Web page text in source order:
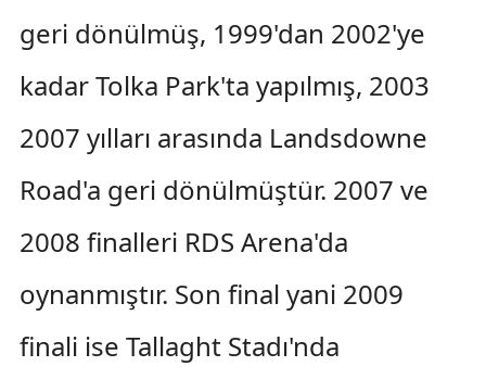
geri dönülmüş, 1999'dan 2002'ye
kadar Tolka Park'ta yapılmış, 2003
2007 yılları arasında Landsdowne
Road'a geri dönülmüştür. 2007 ve
2008 finalleri RDS Arena'da
oynanmıştır. Son final yani 2009
finali ise Tallaght Stadı'nda